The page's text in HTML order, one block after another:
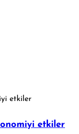
etkiler